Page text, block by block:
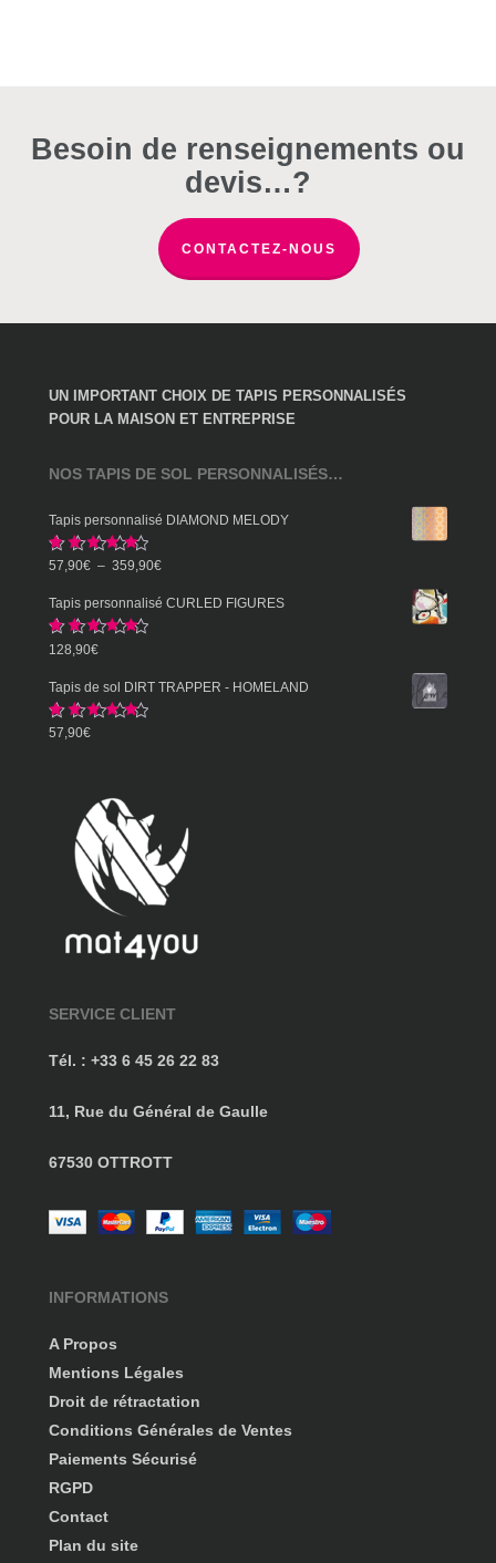
sur
sur
la
page
du
produit
sur
page
du
produit
Besoin de renseignements ou
devis…?
CONTACTEZ-NOUS
UN IMPORTANT CHOIX DE TAPIS PERSONNALISÉS
POUR LA MAISON ET ENTREPRISE
NOS TAPIS DE SOL PERSONNALISÉS…
Tapis personnalisé DIAMOND MELODY
Note 5.00
sur 5
57,90€ – 359,90€Plage
à
Tapis personnalisé CURLED FIGURES
Note
sur 5
128,90€
Tapis de sol DIRT TRAPPER - HOMELAND
Note
sur 5
57,90€
SERVICE CLIENT
Tél. : +33 6 45 26 22 83
11, Rue du Général de Gaulle
67530 OTTROTT
INFORMATIONS
A Propos
Mentions Légales
Droit de rétractation
Conditions Générales de Ventes
Paiements Sécurisé
RGPD
Contact
Plan du site